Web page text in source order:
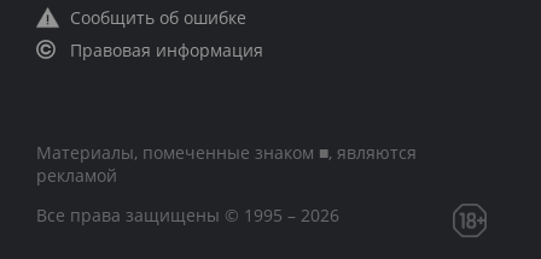
Сообщить об ошибке
Правовая информация
Материалы, помеченные знаком ■, являются
рекламой
Все права защищены © 1995 – 2026